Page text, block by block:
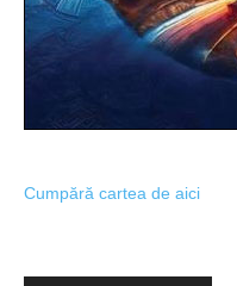
Cumpără cartea de aici